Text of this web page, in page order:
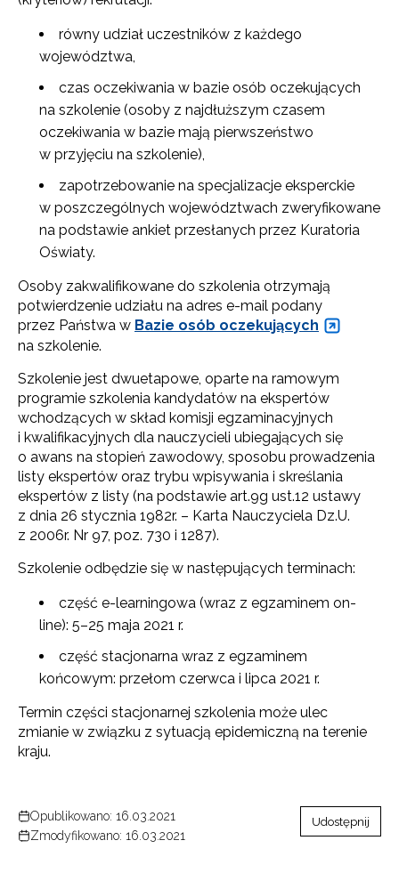
równy udział uczestników z każdego
województwa,
czas oczekiwania w bazie osób oczekujących
na szkolenie (osoby z najdłuższym czasem
oczekiwania w bazie mają pierwszeństwo
w przyjęciu na szkolenie),
zapotrzebowanie na specjalizacje eksperckie
w poszczególnych województwach zweryfikowane
na podstawie ankiet przesłanych przez Kuratoria
Oświaty.
Osoby zakwalifikowane do szkolenia otrzymają
potwierdzenie udziału na adres e-mail podany
przez Państwa w Bazie osób oczekujących
na szkolenie.
Szkolenie jest dwuetapowe, oparte na ramowym
programie szkolenia kandydatów na ekspertów
wchodzących w skład komisji egzaminacyjnych
i kwalifikacyjnych dla nauczycieli ubiegających się
o awans na stopień zawodowy, sposobu prowadzenia
listy ekspertów oraz trybu wpisywania i skreślania
ekspertów z listy (na podstawie art.9g ust.12 ustawy
z dnia 26 stycznia 1982r. – Karta Nauczyciela Dz.U.
z 2006r. Nr 97, poz. 730 i 1287).
Szkolenie odbędzie się w następujących terminach:
część e-learningowa (wraz z egzaminem on-
line): 5–25 maja 2021 r.
część stacjonarna wraz z egzaminem
końcowym: przełom czerwca i lipca 2021 r.
Termin części stacjonarnej szkolenia może ulec
zmianie w związku z sytuacją epidemiczną na terenie
kraju.
Opublikowano: 16.03.2021
Zmodyfikowano: 16.03.2021
Udostępnij